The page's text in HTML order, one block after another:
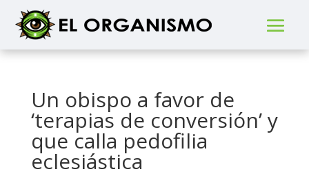
Un obispo a favor de
‘terapias de conversión’ y
que calla pedofilia
eclesiástica